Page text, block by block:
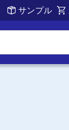
サンプル